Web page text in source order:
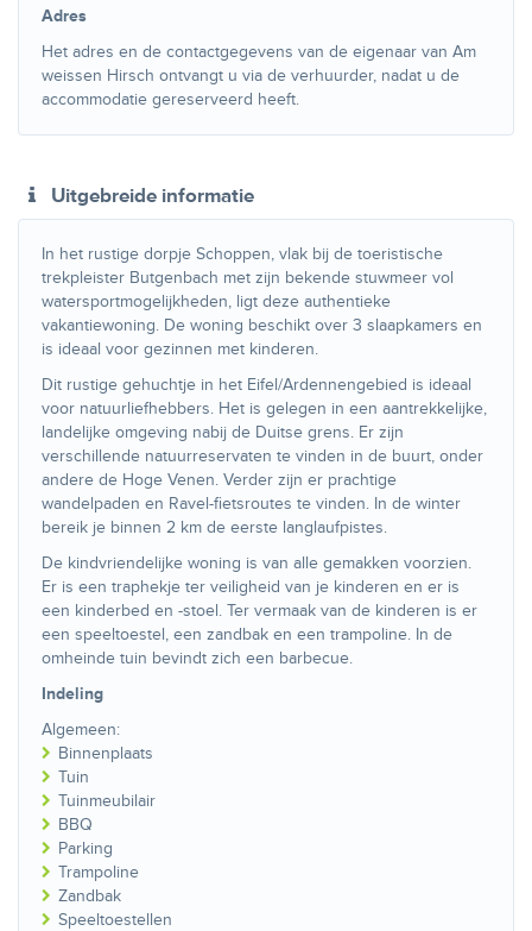
Adres
Het adres en de contactgegevens van de eigenaar van Am
weissen Hirsch ontvangt u via de verhuurder, nadat u de
accommodatie gereserveerd heeft.
Uitgebreide informatie
In het rustige dorpje Schoppen, vlak bij de toeristische
trekpleister Butgenbach met zijn bekende stuwmeer vol
watersportmogelijkheden, ligt deze authentieke
vakantiewoning. De woning beschikt over 3 slaapkamers en
is ideaal voor gezinnen met kinderen.
Dit rustige gehuchtje in het Eifel/Ardennengebied is ideaal
voor natuurliefhebbers. Het is gelegen in een aantrekkelijke,
landelijke omgeving nabij de Duitse grens. Er zijn
verschillende natuurreservaten te vinden in de buurt, onder
andere de Hoge Venen. Verder zijn er prachtige
wandelpaden en Ravel-fietsroutes te vinden. In de winter
bereik je binnen 2 km de eerste langlaufpistes.
De kindvriendelijke woning is van alle gemakken voorzien.
Er is een traphekje ter veiligheid van je kinderen en er is
een kinderbed en -stoel. Ter vermaak van de kinderen is er
een speeltoestel, een zandbak en een trampoline. In de
omheinde tuin bevindt zich een barbecue.
Indeling
Algemeen:
Binnenplaats
Tuin
Tuinmeubilair
BBQ
Parking
Trampoline
Zandbak
Speeltoestellen